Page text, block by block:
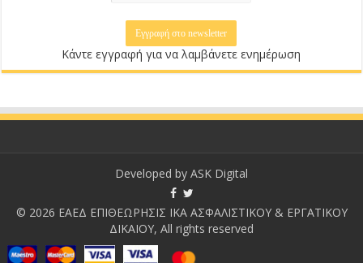
Κάντε εγγραφή για να λαμβάνετε ενημέρωση
Developed by ASK Digital
© 2026 ΕΑΕΔ ΕΠΙΘΕΩΡΗΣΙΣ ΙΚΑ ΑΣΦΑΛΙΣΤΙΚΟΥ & ΕΡΓΑΤΙΚΟΥ
ΔΙΚΑΙΟΥ, All rights reserved